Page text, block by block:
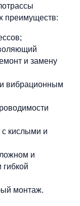
преимуществ:
и замену
и вибрационным
с кислыми и
и
монтаж.